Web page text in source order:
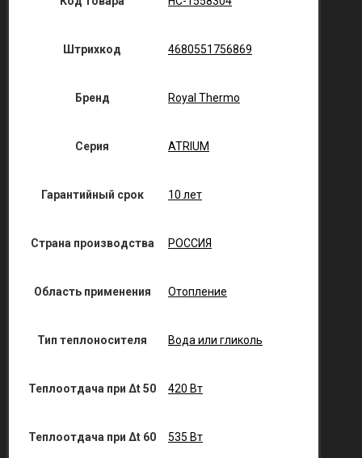
Штрихкод 4680551756869
Бренд Royal Thermo
Серия ATRIUM
Гарантийный срок 10 лет
Страна производства РОССИЯ
Область применения Отопление
Тип теплоносителя Вода или гликоль
Теплоотдача при Δt 50 420 Вт
Теплоотдача при Δt 60 535 Вт